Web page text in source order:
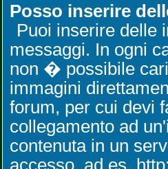
Posso inserire
Puoi inserire delle
messaggi. In ogni
non � possibile
immagini
forum, per cui devi
collegamento ad
contenuta in un
accesso, ad es.